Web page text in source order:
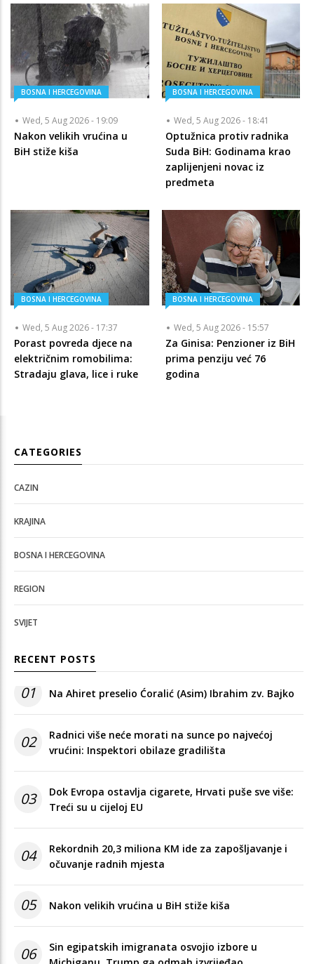
BOSNA I HERCEGOVINA
Wed, 5 Aug 2026 - 19:09
Nakon velikih vrućina u
BiH stiže kiša
BOSNA I HERCEGOVINA
Wed, 5 Aug 2026 - 18:41
Optužnica protiv radnika
Suda BiH: Godinama krao
zaplijenjeni novac iz
predmeta
BOSNA I HERCEGOVINA
Wed, 5 Aug 2026 - 17:37
Porast povreda djece na
električnim romobilima:
Stradaju glava, lice i ruke
BOSNA I HERCEGOVINA
Wed, 5 Aug 2026 - 15:57
Za Ginisa: Penzioner iz BiH
prima penziju već 76
godina
CATEGORIES
CAZIN
KRAJINA
BOSNA I HERCEGOVINA
REGION
SVIJET
RECENT POSTS
01 Na Ahiret preselio Ćoralić (Asim) Ibrahim zv. Bajko
02
Radnici više neće morati na sunce po najvećoj
vrućini: Inspektori obilaze gradilišta
03
Dok Evropa ostavlja cigarete, Hrvati puše sve više:
Treći su u cijeloj EU
04
Rekordnih 20,3 miliona KM ide za zapošljavanje i
očuvanje radnih mjesta
05 Nakon velikih vrućina u BiH stiže kiša
06
Sin egipatskih imigranata osvojio izbore u